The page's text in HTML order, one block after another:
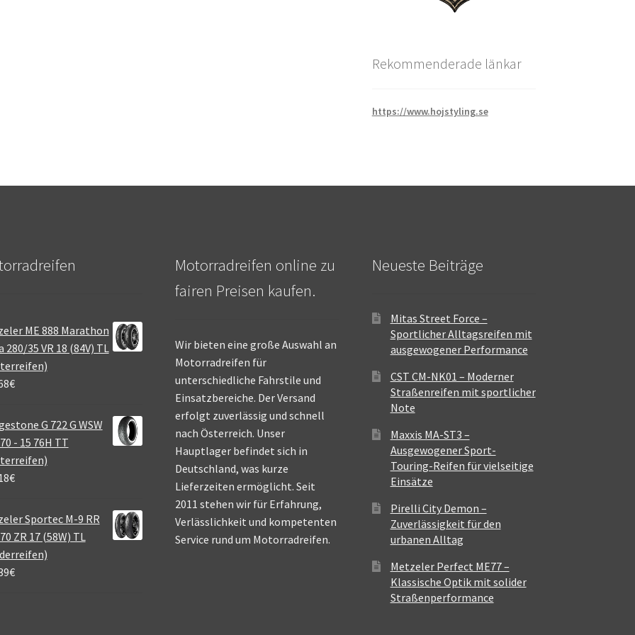
Rekommenderade länkar
https://www.hojstyling.se
ME 888 Marathon
280/35 VR 18 (84V) TL
€
G 722 G WSW
- 15 76H TT
€
Sportec M-9 RR
ZR 17 (58W) TL
€
Motorradreifen online zu
fairen Preisen kaufen.
Wir bieten eine große Auswahl an
Motorradreifen für
unterschiedliche Fahrstile und
Einsatzbereiche. Der Versand
erfolgt zuverlässig und schnell
nach Österreich. Unser
Hauptlager befindet sich in
Deutschland, was kurze
Lieferzeiten ermöglicht. Seit
2011 stehen wir für Erfahrung,
Verlässlichkeit und kompetenten
Service rund um Motorradreifen.
Neueste Beiträge
Mitas Street Force –
Sportlicher Alltagsreifen mit
ausgewogener Performance
CST CM-NK01 – Moderner
Straßenreifen mit sportlicher
Note
Maxxis MA-ST3 –
Ausgewogener Sport-
Touring-Reifen für vielseitige
Einsätze
Pirelli City Demon –
Zuverlässigkeit für den
urbanen Alltag
Metzeler Perfect ME77 –
Klassische Optik mit solider
Straßenperformance